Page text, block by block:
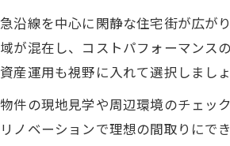
沿線を中心に閑静な住宅街が広が
が混在し、コストパフォーマンス
産運用も視野に入れて選択しましょ
件の現地見学や周辺環境のチェッ
ノベーションで理想の間取りにで